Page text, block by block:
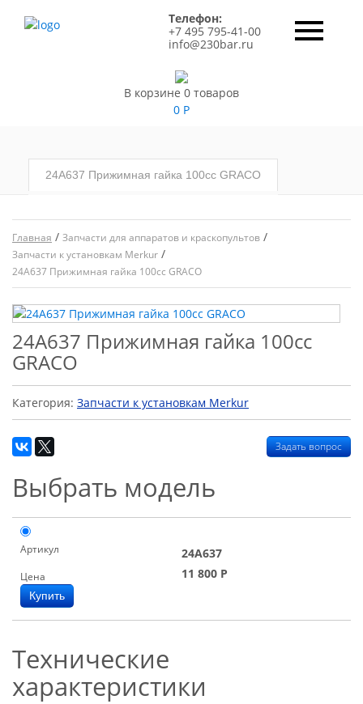
Телефон:
+7 495 795-41-00
info@230bar.ru
В корзине 0 товаров
0 Р
24A637 Прижимная гайка 100сс GRACO
Главная / Запчасти для аппаратов и краскопультов /
Запчасти к установкам Merkur /
24A637 Прижимная гайка 100сс GRACO
24A637 Прижимная гайка 100сс
GRACO
Категория: Запчасти к установкам Merkur
Задать вопрос
Выбрать модель
Артикул 24A637
Цена 11 800 Р
Технические
характеристики